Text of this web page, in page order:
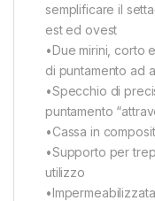
semplificare il
est ed ovest
•Due mirini, corto
di puntamento ad
•Specchio di
puntamento
•Cassa in
•Supporto per
utilizzo